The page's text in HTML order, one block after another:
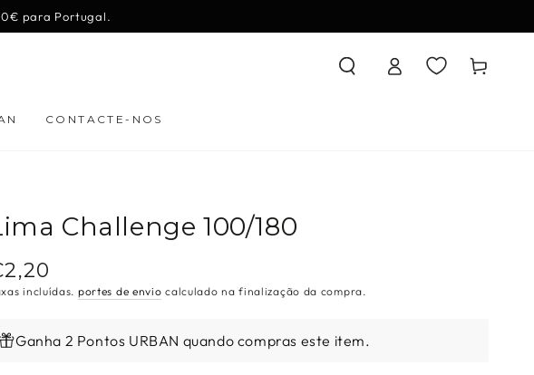
para Portugal.
CONTACTE-NOS
sessão
Carrinho
Challenge 100/180
incluídas. portes de envio calculado na finalização da compra.
Ganha 2 Pontos URBAN quando compras este item.